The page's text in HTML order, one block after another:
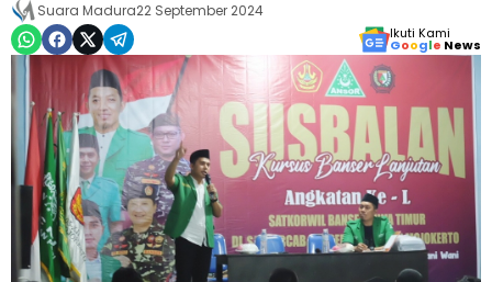
Suara Madura22 September 2024
Ikuti Kami
Google News